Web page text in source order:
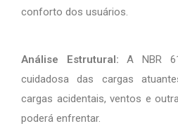
conforto dos usuários.
Análise Estrutural: A NBR
cuidadosa das cargas
cargas acidentais, ventos e
poderá enfrentar.